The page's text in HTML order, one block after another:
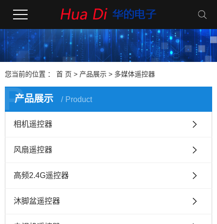
您当前的位置 ： 首 页 > 产品展示 > 多媒体遥控器
产品展示 Product
P
相机遥控器
风扇遥控器
高频2.4G遥控器
沐脚盆遥控器